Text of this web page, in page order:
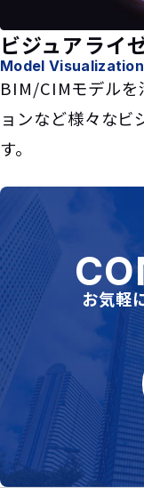
ビジュアライ
Model Visualization
BIM/CIMモデルを
ョンなど様々なビ
す。
お気軽